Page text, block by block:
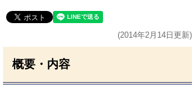
(2014年2月14日更新)
概要・内容